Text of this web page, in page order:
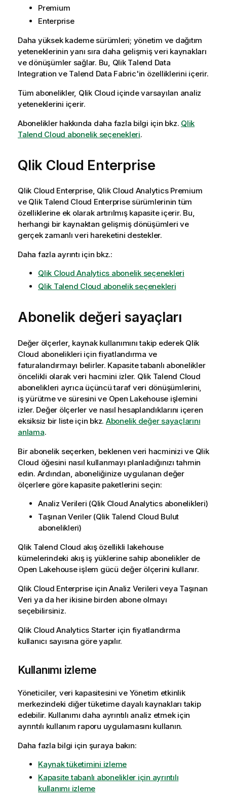
Premium
Enterprise
Daha yüksek kademe sürümleri; yönetim ve dağıtım
yeteneklerinin yanı sıra daha gelişmiş veri kaynakları
ve dönüşümler sağlar. Bu, Qlik Talend Data
Integration ve Talend Data Fabric'in özelliklerini içerir.
Tüm abonelikler, Qlik Cloud içinde varsayılan analiz
yeteneklerini içerir.
Abonelikler hakkında daha fazla bilgi için bkz. Qlik
Talend Cloud abonelik seçenekleri.
Qlik Cloud Enterprise
Qlik Cloud Enterprise, Qlik Cloud Analytics Premium
ve Qlik Talend Cloud Enterprisesürümlerinin tüm
özelliklerine ek olarak artırılmış kapasite içerir. Bu,
herhangi bir kaynaktan gelişmiş dönüşümleri ve
gerçek zamanlı veri hareketini destekler.
Daha fazla ayrıntı için bkz.:
Qlik Cloud Analytics abonelik seçenekleri
Qlik Talend Cloud abonelik seçenekleri
Abonelik değeri sayaçları
Değer ölçerler, kaynak kullanımını takip ederek Qlik
Cloud abonelikleri için fiyatlandırma ve
faturalandırmayı belirler. Kapasite tabanlı abonelikler
öncelikli olarak veri hacmini izler. Qlik Talend Cloud
abonelikleri ayrıca üçüncü taraf veri dönüşümlerini,
iş yürütme ve süresini ve Open Lakehouse işlemini
izler. Değer ölçerler ve nasıl hesaplandıklarını içeren
eksiksiz bir liste için bkz. Abonelik değer sayaçlarını
anlama.
Bir abonelik seçerken, beklenen veri hacminizi ve Qlik
Cloud öğesini nasıl kullanmayı planladığınızı tahmin
edin. Ardından, aboneliğinize uygulanan değer
ölçerlere göre kapasite paketlerini seçin:
Analiz Verileri (Qlik Cloud Analyticsabonelikleri)
Taşınan Veriler (Qlik Talend Cloud Bulut
abonelikleri)
Qlik Talend Cloud akış özellikli lakehouse
kümelerindeki akış iş yüklerine sahip abonelikler de
Open Lakehouse işlem gücü değer ölçerini kullanır.
Qlik Cloud Enterpriseiçin Analiz Verileri veya Taşınan
Veri ya da her ikisine birden abone olmayı
seçebilirsiniz.
Qlik Cloud Analytics Starter için fiyatlandırma
kullanıcı sayısına göre yapılır.
Kullanımı izleme
Yöneticiler, veri kapasitesini ve Yönetim etkinlik
merkezindeki diğer tüketime dayalı kaynakları takip
edebilir. Kullanımı daha ayrıntılı analiz etmek için
ayrıntılı kullanım raporu uygulamasını kullanın.
Daha fazla bilgi için şuraya bakın:
Kaynak tüketimini izleme
Kapasite tabanlı abonelikler için ayrıntılı
kullanımı izleme